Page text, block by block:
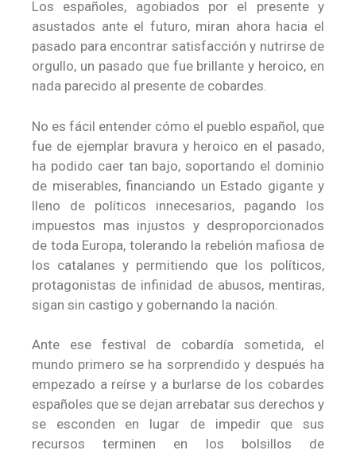
Los españoles, agobiados por el presente y
asustados ante el futuro, miran ahora hacia el
pasado para encontrar satisfacción y nutrirse de
orgullo, un pasado que fue brillante y heroico, en
nada parecido al presente de cobardes.
No es fácil entender cómo el pueblo español, que
fue de ejemplar bravura y heroico en el pasado,
ha podido caer tan bajo, soportando el dominio
de miserables, financiando un Estado gigante y
lleno de políticos innecesarios, pagando los
impuestos mas injustos y desproporcionados
de toda Europa, tolerando la rebelión mafiosa de
los catalanes y permitiendo que los políticos,
protagonistas de infinidad de abusos, mentiras,
sigan sin castigo y gobernando la nación.
Ante ese festival de cobardía sometida, el
mundo primero se ha sorprendido y después ha
empezado a reírse y a burlarse de los cobardes
españoles que se dejan arrebatar sus derechos y
se esconden en lugar de impedir que sus
recursos terminen en los bolsillos de